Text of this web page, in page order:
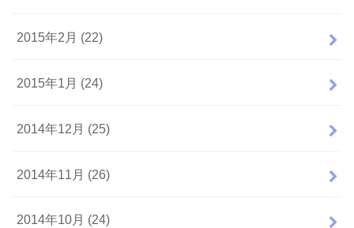
2015年2月 (22)
2015年1月 (24)
2014年12月 (25)
2014年11月 (26)
2014年10月 (24)